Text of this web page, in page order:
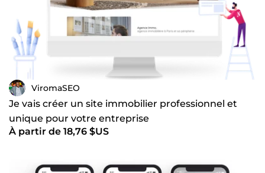
ViromaSEO
Je vais créer un site immobilier professionnel et
unique pour votre entreprise
À partir de 18,76 $US